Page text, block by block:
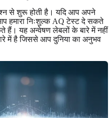
से शुरू होती है। यदि आप अपने
हमारा निःशुल्क AQ टेस्ट दे सकते
हैं। यह अन्वेषण लेबलों के बारे में नहीं
में है जिससे आप दुनिया का अनुभव